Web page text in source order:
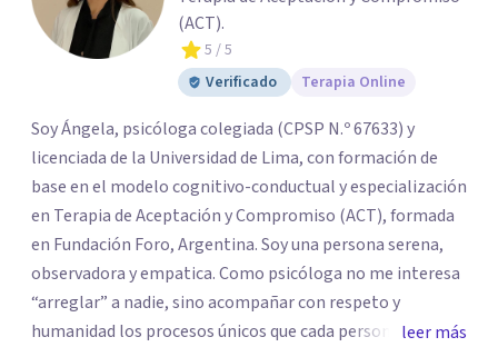
(ACT).
5 / 5
Verificado
Terapia Online
Soy Ángela, psicóloga colegiada (CPSP N.º 67633) y
licenciada de la Universidad de Lima, con formación de
base en el modelo cognitivo-conductual y especialización
en Terapia de Aceptación y Compromiso (ACT), formada
en Fundación Foro, Argentina. Soy una persona serena,
observadora y empatica. Como psicóloga no me interesa
“arreglar” a nadie, sino acompañar con respeto y
humanidad los procesos únicos que cada persona leer más